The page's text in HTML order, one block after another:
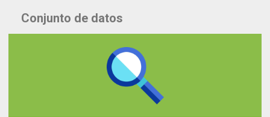
Datos
Conjunto de datos